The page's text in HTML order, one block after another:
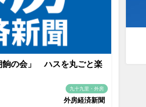
餉の会」 ハスを丸ごと楽
九十九里・外房
外房経済新聞